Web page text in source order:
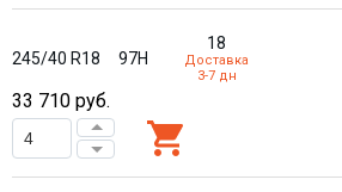
245/40 R18 97H
18
Доставка
3-7 дн
33 710 руб.